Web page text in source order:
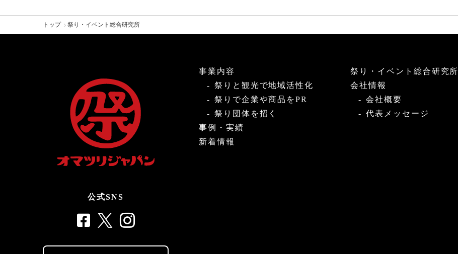
トップ 祭り・イベント総合研究所
公式SNS
事業内容
祭りと観光で地域活性化
祭りで企業や商品をPR
祭り団体を招く
事例・実績
新着情報
祭り・イベント総合研究所
会社情報
会社概要
代表メッセージ